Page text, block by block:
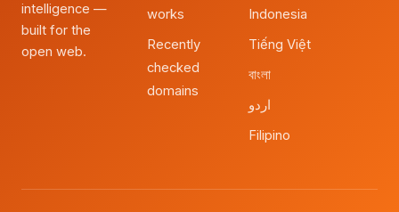
intelligence —
built for the
open web.
works
Recently
checked
domains
Indonesia
Tiếng Việt
বাংলা
اردو
Filipino